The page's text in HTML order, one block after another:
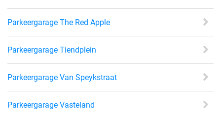
Parkeergarage The Red Apple
Parkeergarage Tiendplein
Parkeergarage Van Speykstraat
Parkeergarage Vasteland